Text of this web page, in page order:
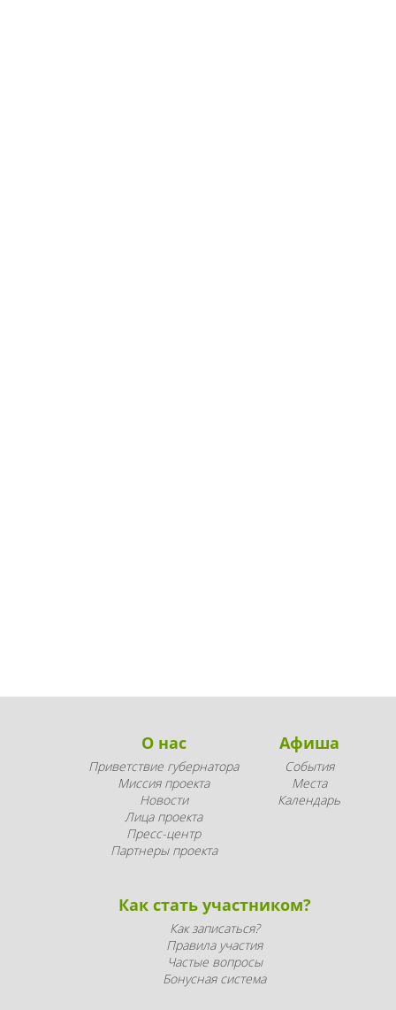
О нас
Приветствие губернатора
Миссия проекта
Новости
Лица проекта
Пресс-центр
Партнеры проекта
Афиша
События
Места
Календарь
Как стать участником?
Как записаться?
Правила участия
Частые вопросы
Бонусная система